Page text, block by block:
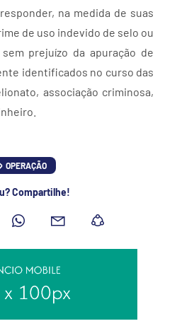
na medida de suas
de uso indevido de selo ou
prejuízo da apuração de
identificados no curso das
associação criminosa,
OPERAÇÃO
Compartilhe!